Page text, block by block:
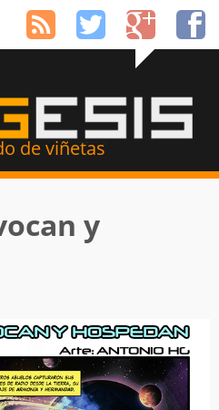
de viñetas
y